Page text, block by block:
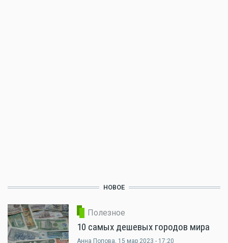
НОВОЕ
Полезное
10 самых дешевых городов мира
Анна Попова, 15 мар 2023 - 17:20